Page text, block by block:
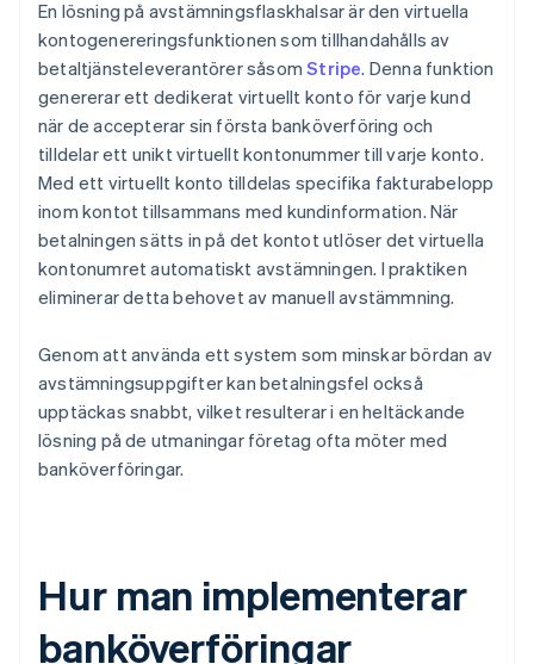
En lösning på avstämningsflaskhalsar är den virtuella
kontogenereringsfunktionen som tillhandahålls av
betaltjänsteleverantörer såsomStripe. Denna funktion
genererar ett dedikerat virtuellt konto för varje kund
när de accepterar sin första banköverföring och
tilldelar ett unikt virtuellt kontonummer till varje konto.
Med ett virtuellt konto tilldelas specifika fakturabelopp
inom kontot tillsammans med kundinformation. När
betalningen sätts in på det kontot utlöser det virtuella
kontonumret automatiskt avstämningen. I praktiken
eliminerar detta behovet av manuell avstämmning.
Genom att använda ett system som minskar bördan av
avstämningsuppgifter kan betalningsfel också
upptäckas snabbt, vilket resulterar i en heltäckande
lösning på de utmaningar företag ofta möter med
banköverföringar.
Hur man implementerar
banköverföringar